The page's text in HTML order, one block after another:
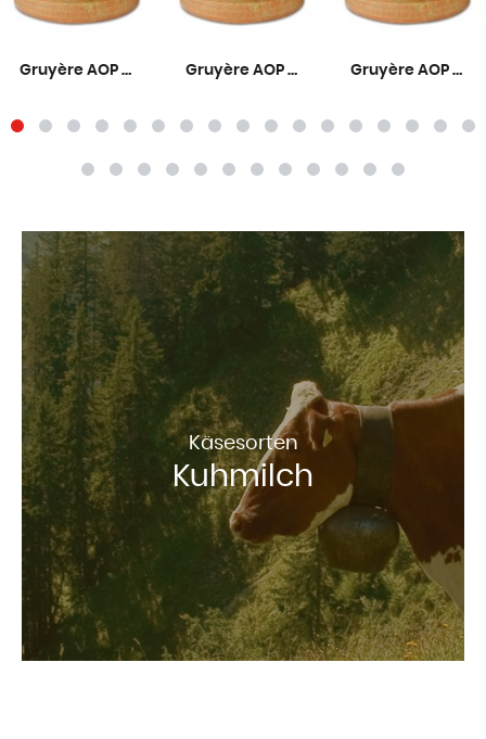
Gruyère AOP Mild 6 Monate Gruyère AOP Mittelreif 9 Monate Gruyère AOP Rezent 12 Monate
Käsesorten
Kuhmilch